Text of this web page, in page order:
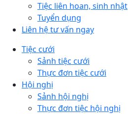
Tiệc liên hoan, sinh nhật
Tuyển dụng
Liên hệ tư vấn ngay
Tiệc cưới
Sảnh tiệc cưới
Thực đơn tiệc cưới
Hội nghị
Sảnh hội nghị
Thực đơn tiệc hội nghị